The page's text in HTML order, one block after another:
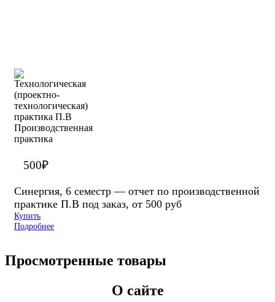
500₽
Синергия, 6 семестр — отчет по производственной
практике П.В под заказ, от 500 руб
Купить
Подробнее
Просмотренные товары
О сайте